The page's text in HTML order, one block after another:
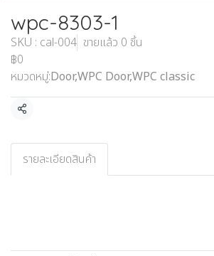
wpc-8303-1
SKU : cal-004 ขายแล้ว 0 ชิ้น
฿0
หมวดหมู่:Door,WPC Door,WPC classic
แชร์
รายละเอียดสินค้า